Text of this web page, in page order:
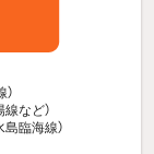
線など）
島臨海線）